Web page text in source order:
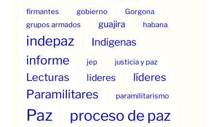
firmantes gobierno
Gorgona
grupos armados
guajira habana
indepaz Indigenas
informe jep justicia y paz
Lecturas lideres líderes
Paramilitares paramilitarismo
Paz proceso de paz